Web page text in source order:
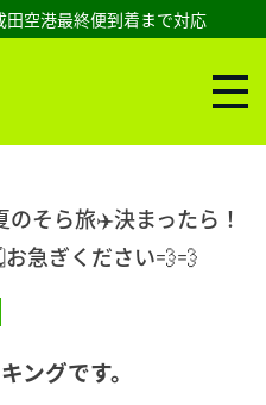
田空港最終便到着まで対応
のそら旅✈️決まったら！
急ぎください💨💨
ングです。